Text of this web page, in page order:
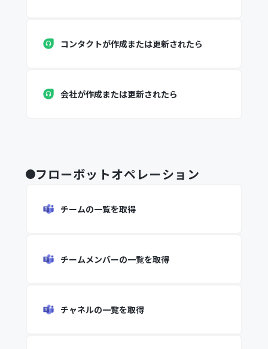
コンタクトが作成または更新されたら
会社が作成または更新されたら
フローボットオペレーション
チームの一覧を取得
チームメンバーの一覧を取得
チャネルの一覧を取得